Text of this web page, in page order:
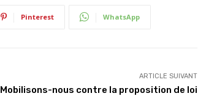
Pinterest WhatsApp
ARTICLE SUIVANT
Mobilisons-nous contre la proposition de loi